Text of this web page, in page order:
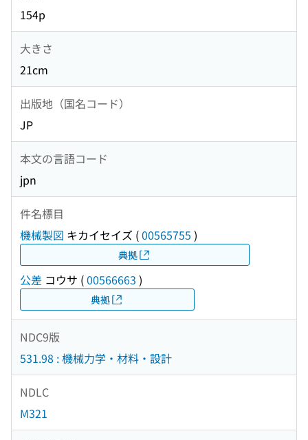
154p
大きさ
21cm
出版地（国名コード）
JP
本文の言語コード
jpn
件名標目
機械製図 キカイセイズ (00565755 )
典拠
公差 コウサ (00566663 )
典拠
NDC9版
531.98 : 機械力学・材料・設計
NDLC
M321